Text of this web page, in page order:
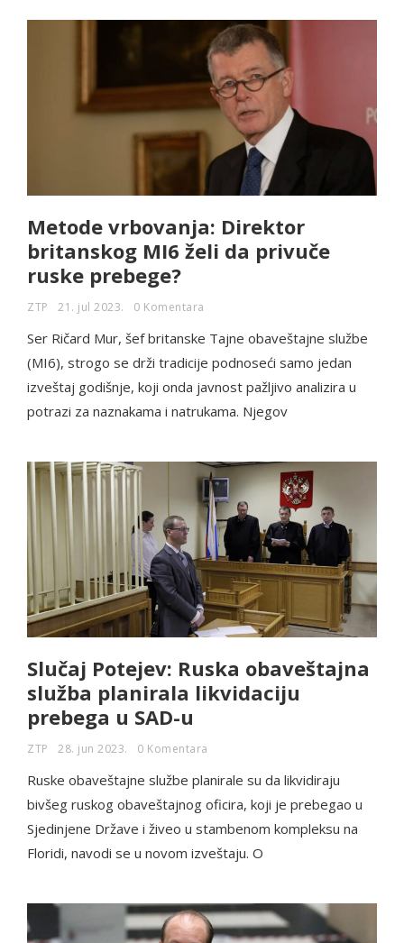
Metode vrbovanja: Direktor
britanskog MI6 želi da privuče
ruske prebege?
ZTP 21. jul 2023. 0 Komentara
Ser Ričard Mur, šef britanske Tajne obaveštajne službe
(MI6), strogo se drži tradicije podnoseći samo jedan
izveštaj godišnje, koji onda javnost pažljivo analizira u
potrazi za naznakama i natrukama. Njegov
Slučaj Potejev: Ruska obaveštajna
služba planirala likvidaciju
prebega u SAD-u
ZTP 28. jun 2023. 0 Komentara
Ruske obaveštajne službe planirale su da likvidiraju
bivšeg ruskog obaveštajnog oficira, koji je prebegao u
Sjedinjene Države i živeo u stambenom kompleksu na
Floridi, navodi se u novom izveštaju. O